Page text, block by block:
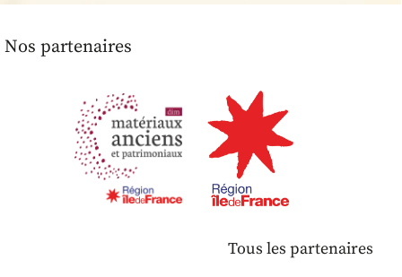
Nos partenaires
Tous les partenaires